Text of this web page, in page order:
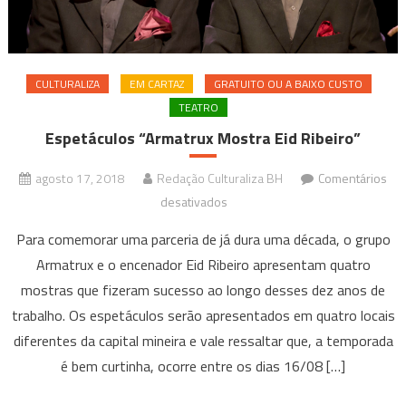
CULTURALIZA EM CARTAZ
GRATUITO OU A BAIXO CUSTO
TEATRO
Espetáculos “Armatrux Mostra Eid Ribeiro”
agosto 17, 2018 Redação Culturaliza BH
Comentários
desativados
“Armatrux
Mostra
Eid
Ribeiro”
Para comemorar uma parceria de já dura uma década, o grupo
Armatrux e o encenador Eid Ribeiro apresentam quatro
mostras que fizeram sucesso ao longo desses dez anos de
trabalho. Os espetáculos serão apresentados em quatro locais
diferentes da capital mineira e vale ressaltar que, a temporada
é bem curtinha, ocorre entre os dias 16/08 […]